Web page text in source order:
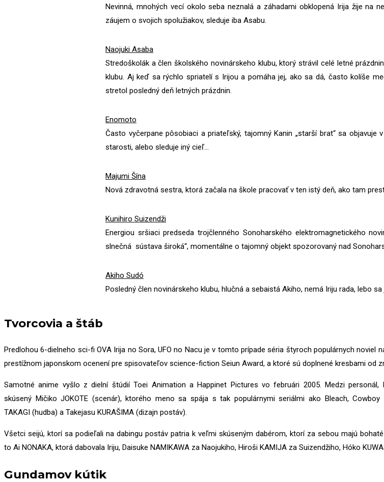
Nevinná, mnohých vecí okolo seba neznalá a záhadami obklopená Irija žije na
záujem o svojich spolužiakov, sleduje iba Asabu.
Naojuki Asaba
Stredoškolák a člen školského novinárskeho klubu, ktorý strávil celé letné
klubu. Aj keď sa rýchlo spriatelí s Irijou a pomáha jej, ako sa dá, často kolíše
stretol posledný deň letných prázdnin.
Enomoto
Často vyčerpane pôsobiaci a priateľský, tajomný Kanin „starší brat“ sa
starosti, alebo sleduje iný cieľ…
Majumi Šína
Nová zdravotná sestra, ktorá začala na škole pracovať v ten istý deň, ako tam
Kunihiro Suizendži
Energiou sršiaci predseda trojčlenného Sonoharského elektromagnetického
slnečná sústava široká“, momentálne o tajomný objekt spozorovaný nad
Akiho Sudó
Posledný člen novinárskeho klubu, hlučná a sebaistá Akiho, nemá Iriju rada, lebo
Tvorcovia a štáb
Predlohou 6-dielneho sci-fi OVA Irija no Sora, UFO no Nacu je v tomto prípade séria štyroch populárnych noviel
prestížnom japonskom ocenení pre spisovateľov science-fiction Seiun Award, a ktoré sú doplnené kresbami od
Samotné anime vyšlo z dielní štúdií Toei Animation a Happinet Pictures vo februári 2005. Medzi
skúsený Mičiko JOKOTE (scenár), ktorého meno sa spája s tak populárnymi seriálmi ako Bleach,
TAKAGI (hudba) a Takejasu KURAŠIMA (dizajn postáv).
Všetci seijú, ktorí sa podieľali na dabingu postáv patria k veľmi skúseným dabérom, ktorí za sebou majú
to Ai NONAKA, ktorá dabovala Iriju, Daisuke NAMIKAWA za Naojukiho, Hiroši KAMIJA za Suizendžiho, Hóko
Gundamov kútik